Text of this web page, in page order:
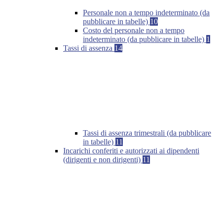
Personale non a tempo indeterminato (da
pubblicare in tabelle) 10
Costo del personale non a tempo
indeterminato (da pubblicare in tabelle) 1
Tassi di assenza 14
Tassi di assenza trimestrali (da pubblicare
in tabelle) 11
Incarichi conferiti e autorizzati ai dipendenti
(dirigenti e non dirigenti) 11